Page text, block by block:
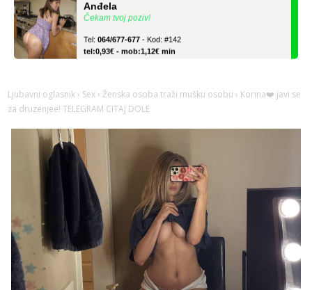
Čekam tvoj poziv!
tel:0,93€ - mob:1,12€ min
tel:0,93€ - mob:1,12€ min
Čekam tvoj poziv!
Tel:
- Kod: #133
tel:0,93€ - mob:1,12€ min
Ivančica
Čekam tvoj poziv!
064/677-677
- Kod: #108
tel:0,93€ - mob:1,12€ min
Ljubavni oglasnik › Sex › Ženska osoba traži mušku osobu › Korina❤️ javi se
za druzenjee! TELEGRAM CITAJ DOLE